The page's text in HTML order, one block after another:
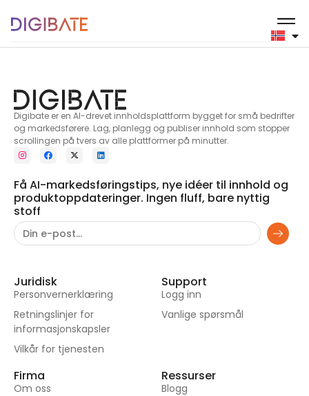
Parfymer
Digibate er en AI-drevet innholdsplattform bygget for små bedrifter
og markedsførere. Lag, planlegg og publiser innhold som stopper
scrollingen på tvers av alle plattformer på minutter.
Få AI-markedsføringstips, nye idéer til innhold og
produktoppdateringer. Ingen fluff, bare nyttig
stoff
Juridisk
Personvernerklæring
Retningslinjer for
informasjonskapsler
Vilkår for tjenesten
Support
Logg inn
Vanlige spørsmål
Firma
Om oss
Ressurser
Blogg